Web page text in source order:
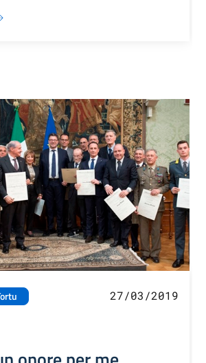
27/03/2019